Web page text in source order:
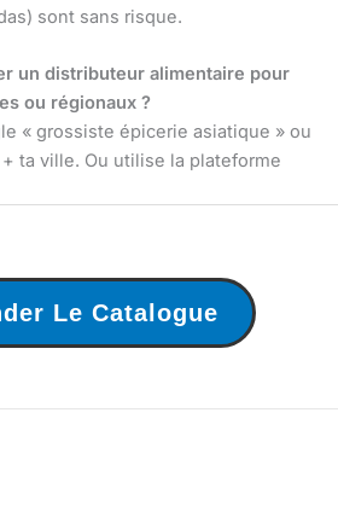
sont sans risque.
un distributeur alimentaire pour
ou régionaux ?
« grossiste épicerie asiatique » ou
ta ville. Ou utilise la plateforme
Le Catalogue